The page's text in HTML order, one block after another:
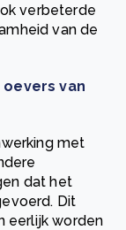
verbeterde
van de
van
met
dat het
Dit
eerlijk worden